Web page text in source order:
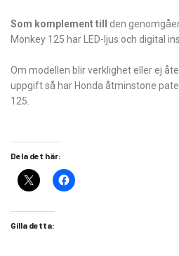
Som komplement till den
Monkey 125 har LED-ljus och digital
Om modellen blir verklighet eller ej
uppgift så har Honda åtminstone
125.
Dela det här:
Gilla detta: